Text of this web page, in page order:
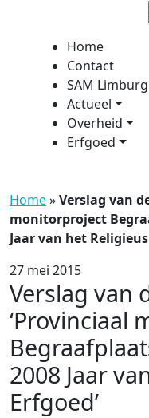
Home
Contact
SAM Limburg
Actueel
Overheid
Erfgoed
Home»Verslag van
monitorproject
Jaar van het Religieus
27 mei 2015
Verslag van
‘Provinciaal
2008 Jaar
Erfgoed’